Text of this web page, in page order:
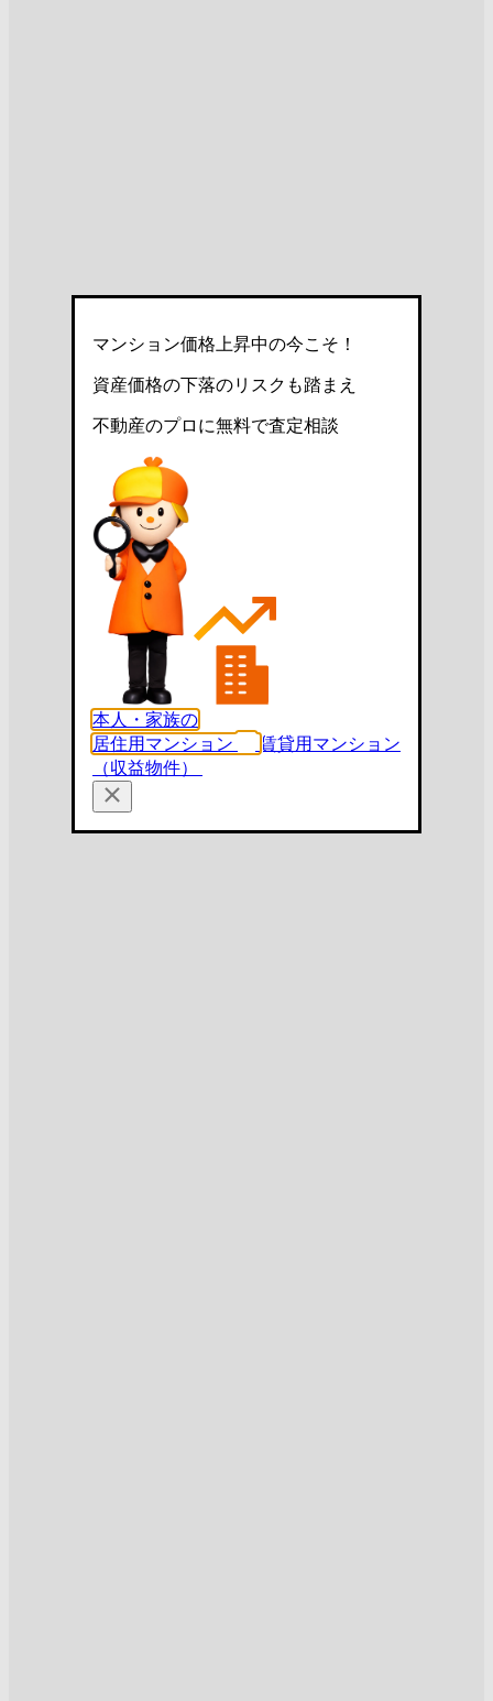
マンション価格上昇中の今こそ！
資産価格の下落のリスクも踏まえ
不動産のプロに無料で査定相談
本人・家族の
居住用マンション
賃貸用マンション
（収益物件）